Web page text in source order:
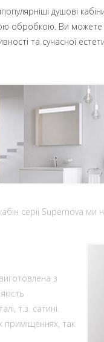
душові
обробкою. Ви можете
та сучасної
серії Supernova ми
з
т.з. сатині.
приміщеннях, так